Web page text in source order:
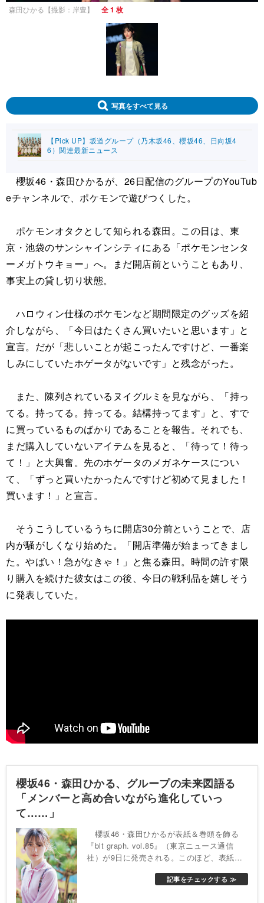
森田ひかる【撮影：岸豊】 全 1 枚
写真をすべて見る
【Pick UP】坂道グループ（乃木坂46、櫻坂46、日向坂4
6）関連最新ニュース
櫻坂46・森田ひかるが、26日配信のグループのYouTub
eチャンネルで、ポケモンで遊びつくした。
ポケモンオタクとして知られる森田。この日は、東
京・池袋のサンシャインシティにある「ポケモンセンタ
ーメガトウキョー」へ。まだ開店前ということもあり、
事実上の貸し切り状態。
ハロウィン仕様のポケモンなど期間限定のグッズを紹
介しながら、「今日はたくさん買いたいと思います」と
宣言。だが「悲しいことが起こったんですけど、一番楽
しみにしていたホゲータがないです」と残念がった。
また、陳列されているヌイグルミを見ながら、「持っ
てる。持ってる。持ってる。結構持ってます」と、すで
に買っているものばかりであることを報告。それでも、
まだ購入していないアイテムを見ると、「待って！待っ
て！」と大興奮。先のホゲータのメガネケースについ
て、「ずっと買いたかったんですけど初めて見ました！
買います！」と宣言。
そうこうしているうちに開店30分前ということで、店
内が騒がしくなり始めた。「開店準備が始まってきまし
た。やばい！急がなきゃ！」と焦る森田。時間の許す限
り購入を続けた彼女はこの後、今日の戦利品を嬉しそう
に発表していた。
櫻坂46・森田ひかる、グループの未来図語る
「メンバーと高め合いながら進化していっ
て……」
櫻坂46・森田ひかるが表紙＆巻頭を飾る
『blt graph. vol.85』（東京ニュース通信
社）が9日に発売される。このほど、表紙が
記事をチェックする ≫